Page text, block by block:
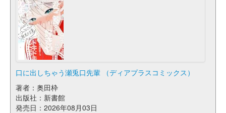
口に出しちゃう瀬兎口先輩 （ディアプラスコミックス）
著者：奥田枠
出版社：新書館
発売日：2026年08月03日